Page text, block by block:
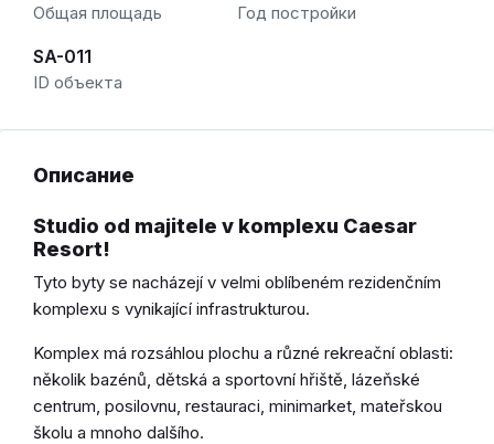
Общая площадь Год постройки
SA-011
ID объекта
Описание
Studio od majitele v komplexu Caesar
Resort!
Tyto byty se nacházejí v velmi oblíbeném rezidenčním
komplexu s vynikající infrastrukturou.
Komplex má rozsáhlou plochu a různé rekreační oblasti:
několik bazénů, dětská a sportovní hřiště, lázeňské
centrum, posilovnu, restauraci, minimarket, mateřskou
školu a mnoho dalšího.